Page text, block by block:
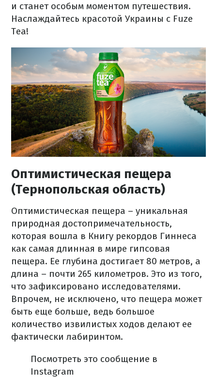
и станет особым моментом путешествия.
Наслаждайтесь красотой Украины с Fuze
Tea!
Оптимистическая пещера
(Тернопольская область)
Оптимистическая пещера – уникальная
природная достопримечательность,
которая вошла в Книгу рекордов Гиннеса
как самая длинная в мире гипсовая
пещера. Ее глубина достигает 80 метров, а
длина – почти 265 километров. Это из того,
что зафиксировано исследователями.
Впрочем, не исключено, что пещера может
быть еще больше, ведь большое
количество извилистых ходов делают ее
фактически лабиринтом.
Посмотреть это сообщение в
Instagram